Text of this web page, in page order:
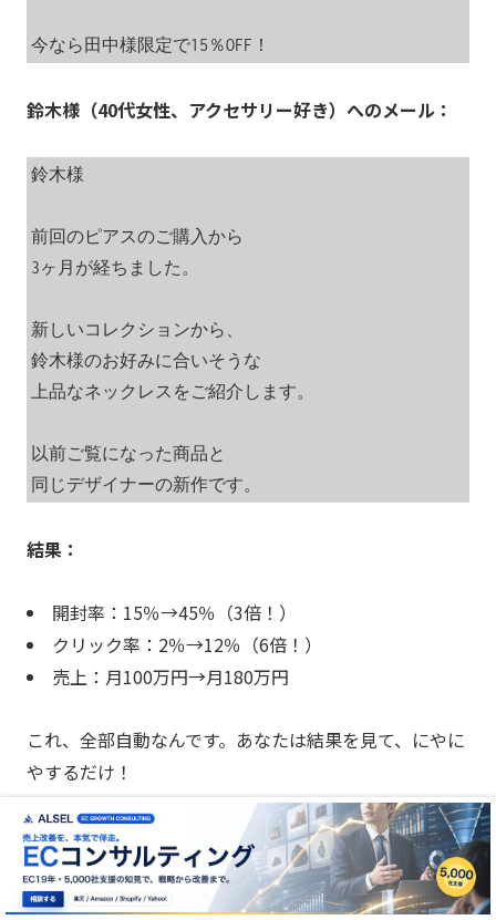
今なら田中様限定で15％OFF！
鈴木様（40代女性、アクセサリー好き）へのメール：
鈴木様
前回のピアスのご購入から
3ヶ月が経ちました。
新しいコレクションから、
鈴木様のお好みに合いそうな
上品なネックレスをご紹介します。
以前ご覧になった商品と
同じデザイナーの新作です。
結果：
開封率：15％→45％（3倍！）
クリック率：2％→12％（6倍！）
売上：月100万円→月180万円
これ、全部自動なんです。あなたは結果を見て、にやに
やするだけ！
Opalを使い始める前に知っておくべき
こと